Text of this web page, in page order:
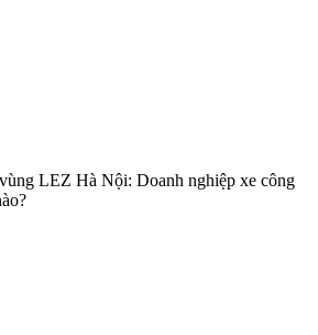
LEZ Hà Nội: Doanh nghiệp xe công